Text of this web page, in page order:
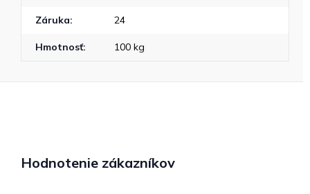
Záruka: 24
Hmotnosť: 100 kg
Hodnotenie zákazníkov